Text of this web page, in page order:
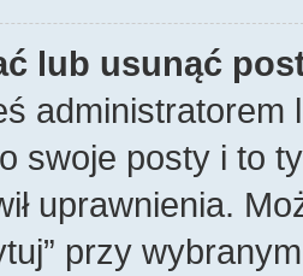
lub usunąć
swoje posty i to
uprawnienia.
przy